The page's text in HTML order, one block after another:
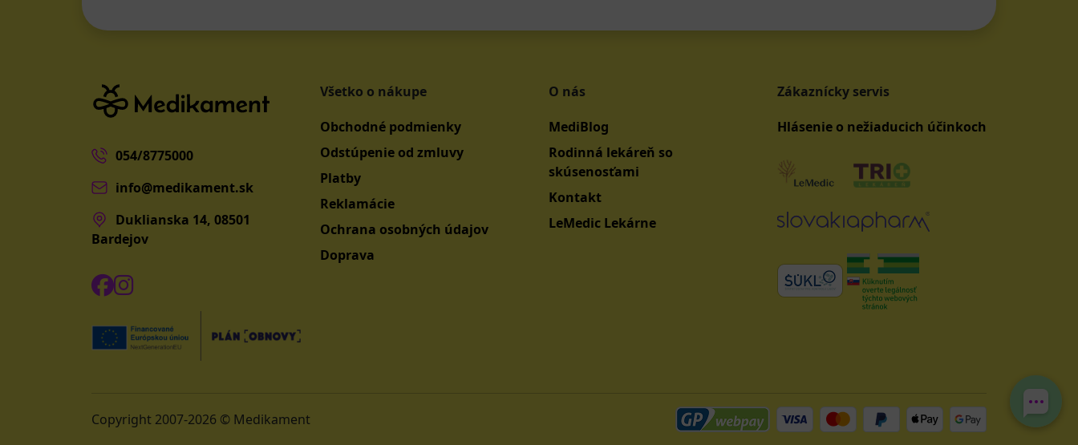
054/8775000
info@medikament.sk
Duklianska 14, 08501
Bardejov
Všetko o nákupe
Obchodné podmienky
Odstúpenie od zmluvy
Platby
Reklamácie
Ochrana osobných údajov
Doprava
O nás
MediBlog
Rodinná lekáreň so
skúsenosťami
Kontakt
LeMedic Lekárne
Zákaznícky servis
Hlásenie o nežiaducich účinkoch
Copyright 2007-2026 © Medikament